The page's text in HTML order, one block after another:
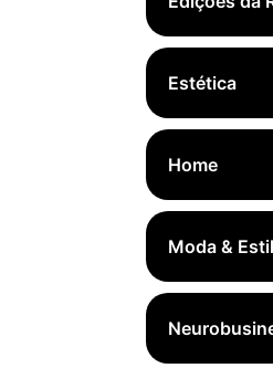
Estética
Home
Moda &